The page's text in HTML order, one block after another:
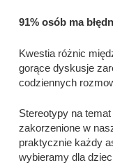
91% osób ma
Kwestia różnic
gorące dyskusje
codziennych
Stereotypy na temat
zakorzenione w
praktycznie każdy
wybieramy dla